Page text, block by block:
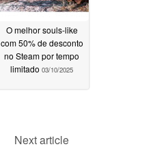
O melhor souls-like
com 50% de desconto
no Steam por tempo
limitado 03/10/2025
Next article